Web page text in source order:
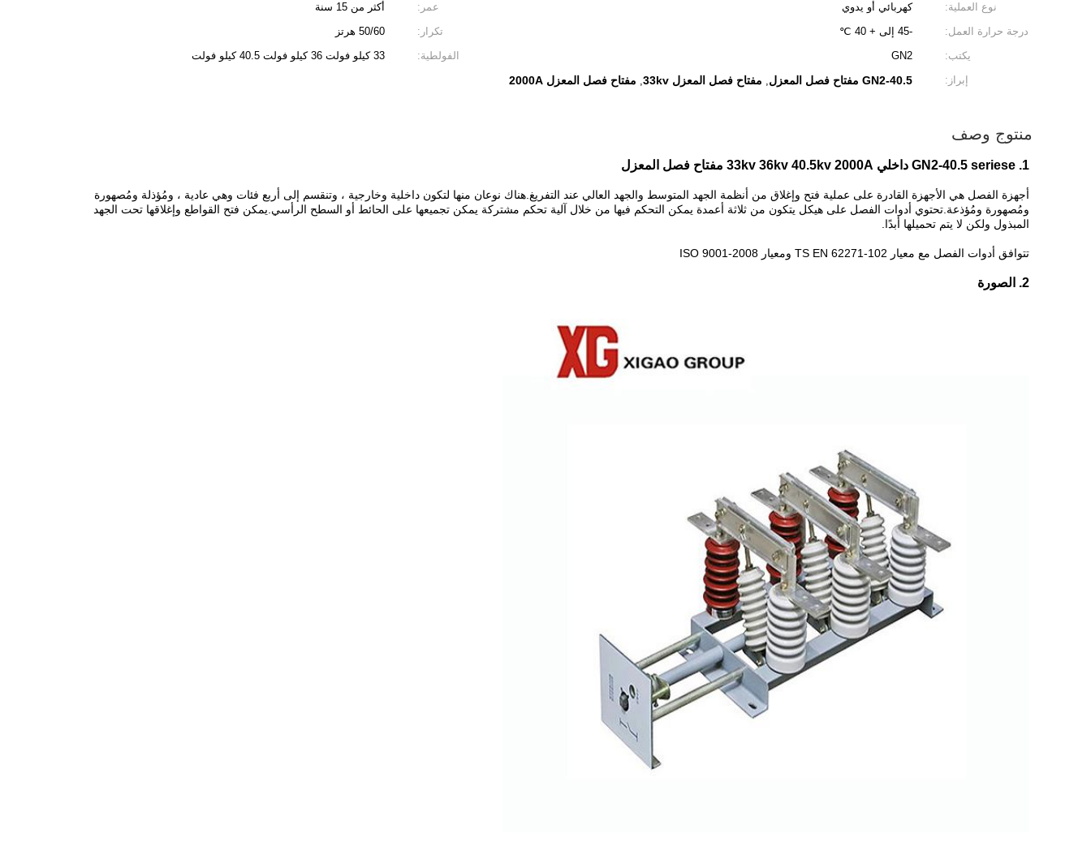
نوع العملية:
كهربائي أو يدوي عمر:
أكثر من 15 سنة
درجة حرارة العمل:
-45 إلى + 40 ℃ تكرار:
50/60 هرتز
يكتب:
GN2 الفولطية:
33 كيلو فولت 36 كيلو فولت 40.5 كيلو فولت
إبراز:
GN2-40.5 مفتاح فصل المعزل , مفتاح فصل المعزل 33kv , مفتاح فصل المعزل 2000A
منتوج وصف
1. GN2-40.5 seriese داخلي 33kv 36kv 40.5kv 2000A مفتاح فصل المعزل
أجهزة الفصل هي الأجهزة القادرة على عملية فتح وإغلاق من أنظمة الجهد المتوسط ​​والجهد العالي عند التفريغ.هناك نوعان منها لتكون داخلية وخارجية ، وتنقسم إلى أربع فئات وهي عادية ، ومُؤذلة ومُصهورة
ومُصهورة ومُؤذعة.تحتوي أدوات الفصل على هيكل يتكون من ثلاثة أعمدة يمكن التحكم فيها من خلال آلية تحكم مشتركة يمكن تجميعها على الحائط أو السطح الرأسي.يمكن فتح القواطع وإغلاقها تحت الجهد
المبذول ولكن لا يتم تحميلها أبدًا.
تتوافق أدوات الفصل مع معيار TS EN 62271-102 ومعيار ISO 9001-2008
2. الصورة